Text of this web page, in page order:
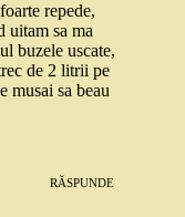
repede,
uitam sa ma
buzele uscate,
de 2 litrii pe
musai sa beau
RĂSPUNDE